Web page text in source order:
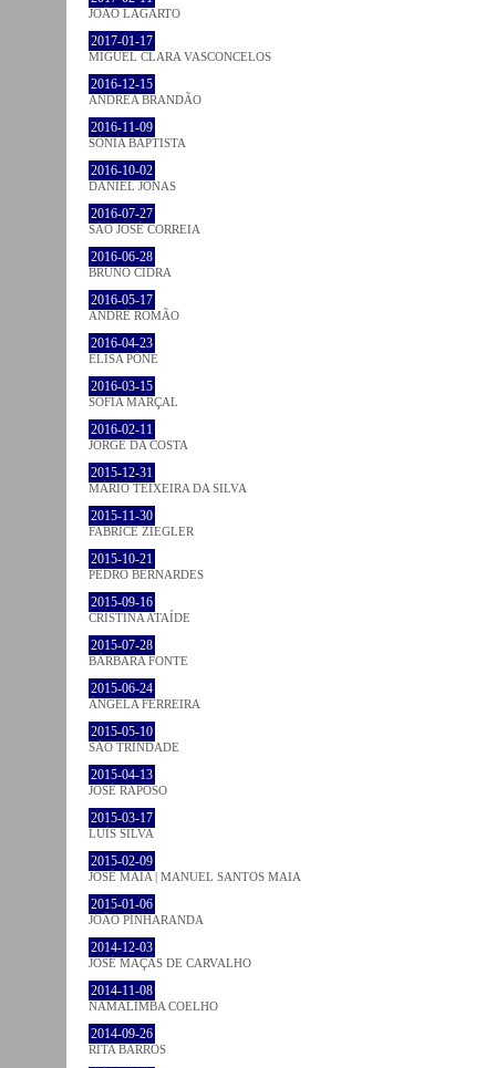
JOÃO LAGARTO
2017-01-17
MIGUEL CLARA VASCONCELOS
2016-12-15
ANDREA BRANDÃO
2016-11-09
SÓNIA BAPTISTA
2016-10-02
DANIEL JONAS
2016-07-27
SÃO JOSÉ CORREIA
2016-06-28
BRUNO CIDRA
2016-05-17
ANDRÉ ROMÃO
2016-04-23
ELISA PÔNE
2016-03-15
SOFIA MARÇAL
2016-02-11
JORGE DA COSTA
2015-12-31
MÁRIO TEIXEIRA DA SILVA
2015-11-30
FABRICE ZIEGLER
2015-10-21
PEDRO BERNARDES
2015-09-16
CRISTINA ATAÍDE
2015-07-28
BÁRBARA FONTE
2015-06-24
ÂNGELA FERREIRA
2015-05-10
SÃO TRINDADE
2015-04-13
JOSÉ RAPOSO
2015-03-17
LUÍS SILVA
2015-02-09
JOSÉ MAIA | MANUEL SANTOS MAIA
2015-01-06
JOÃO PINHARANDA
2014-12-03
JOSÉ MAÇÃS DE CARVALHO
2014-11-08
NAMALIMBA COELHO
2014-09-26
RITA BARROS